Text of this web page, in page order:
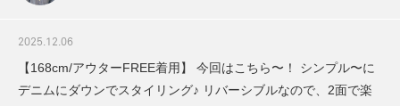
2025.12.06
【168cm/アウターFREE着用】 今回はこちら〜！ シンプル〜に
デニムにダウンでスタイリング♪ リバーシブルなので、2面で楽